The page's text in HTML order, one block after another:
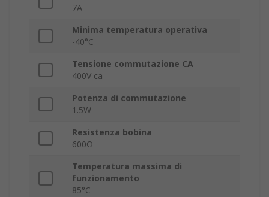
7A
Minima temperatura operativa
-40°C
Tensione commutazione CA
400V ca
Potenza di commutazione
1.5W
Resistenza bobina
600Ω
Temperatura massima di
funzionamento
85°C